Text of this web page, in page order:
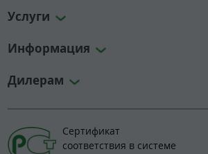
Услуги
Информация
Дилерам
Сертификат
соответствия в системе